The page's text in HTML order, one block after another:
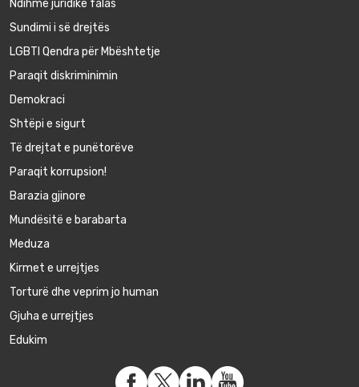
Ndihmë juridike falas
Sundimi i së drejtës
LGBTI Qendra për Mbështetje
Paraqit diskriminimin
Demokraci
Shtëpi e sigurt
Të drejtat e punëtorëve
Paraqit korrupsion!
Barazia gjinore
Mundësitë e barabarta
Meduza
Kirmet e urrejtjes
Torturë dhe veprim jo human
Gjuha e urrejtjes
Edukim